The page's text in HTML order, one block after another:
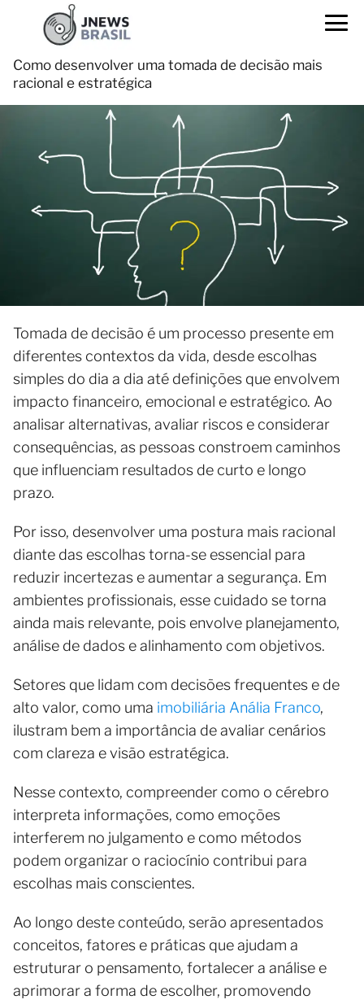
Como desenvolver uma tomada de decisão mais
racional e estratégica
Tomada de decisão é um processo presente em
diferentes contextos da vida, desde escolhas
simples do dia a dia até definições que envolvem
impacto financeiro, emocional e estratégico. Ao
analisar alternativas, avaliar riscos e considerar
consequências, as pessoas constroem caminhos
que influenciam resultados de curto e longo
prazo.
Por isso, desenvolver uma postura mais racional
diante das escolhas torna-se essencial para
reduzir incertezas e aumentar a segurança. Em
ambientes profissionais, esse cuidado se torna
ainda mais relevante, pois envolve planejamento,
análise de dados e alinhamento com objetivos.
Setores que lidam com decisões frequentes e de
alto valor, como uma imobiliária Anália Franco,
ilustram bem a importância de avaliar cenários
com clareza e visão estratégica.
Nesse contexto, compreender como o cérebro
interpreta informações, como emoções
interferem no julgamento e como métodos
podem organizar o raciocínio contribui para
escolhas mais conscientes.
Ao longo deste conteúdo, serão apresentados
conceitos, fatores e práticas que ajudam a
estruturar o pensamento, fortalecer a análise e
aprimorar a forma de escolher, promovendo